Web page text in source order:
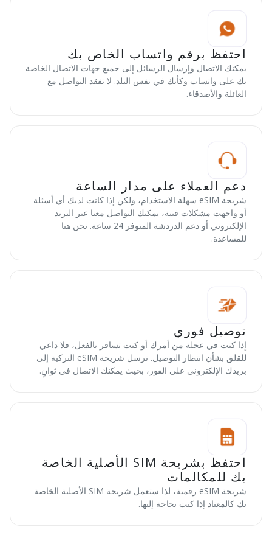
احتفظ برقم واتساب الخاص بك
يمكنك الاتصال وإرسال الرسائل إلى جميع جهات الاتصال الخاصة
بك على واتساب وكأنك في نفس البلد. لا تفقد التواصل مع
العائلة والأصدقاء.
دعم العملاء على مدار الساعة
شريحة eSIM سهلة الاستخدام، ولكن إذا كانت لديك أي أسئلة
أو واجهت مشكلات فنية، يمكنك التواصل معنا عبر البريد
الإلكتروني أو دعم الدردشة المتوفر 24 ساعة. نحن هنا
للمساعدة.
توصيل فوري
إذا كنت في عجلة من أمرك أو كنت تسافر بالفعل، فلا داعي
للقلق بشأن انتظار التوصيل. نرسل شريحة eSIM التركية إلى
بريدك الإلكتروني على الفور، بحيث يمكنك الاتصال في ثوانٍ.
احتفظ بشريحة SIM الأصلية الخاصة
بك للمكالمات
شريحة eSIM رقمية، لذا ستعمل شريحة SIM الأصلية الخاصة
بك كالمعتاد إذا كنت بحاجة إليها.